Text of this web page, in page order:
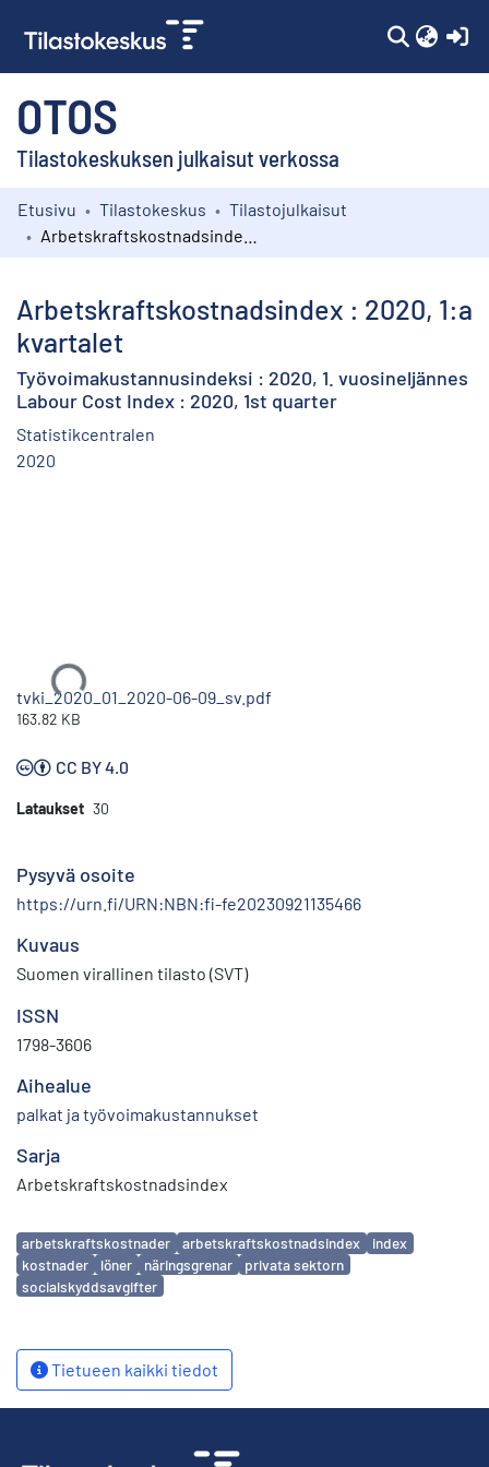
OTOS
Tilastokeskuksen julkaisut verkossa
Kokoelmat
Etusivu Tilastokeskus
Tilastojulkaisut
Arbetskraftskostnadsindex : 2020, 1:a
kvartalet
Työvoimakustannusindeksi : 2020, 1. vuosineljännes
Labour Cost Index : 2020, 1st quarter
Statistikcentralen
2020
Ladataan...
tvki_2020_01_2020-06-09_sv.pdf
163.82 KB
CC BY 4.0
Lataukset 30
Pysyvä osoite
https://urn.fi/URN:NBN:fi-fe20230921135466
Kuvaus
Suomen virallinen tilasto (SVT)
ISSN
1798-3606
Aihealue
palkat ja työvoimakustannukset
Sarja
Arbetskraftskostnadsindex
Avainsanat
arbetskraftskostnader arbetskraftskostnadsindex
index
kostnader
löner näringsgrenar
privata sektorn
socialskyddsavgifter
Tietueen kaikki tiedot